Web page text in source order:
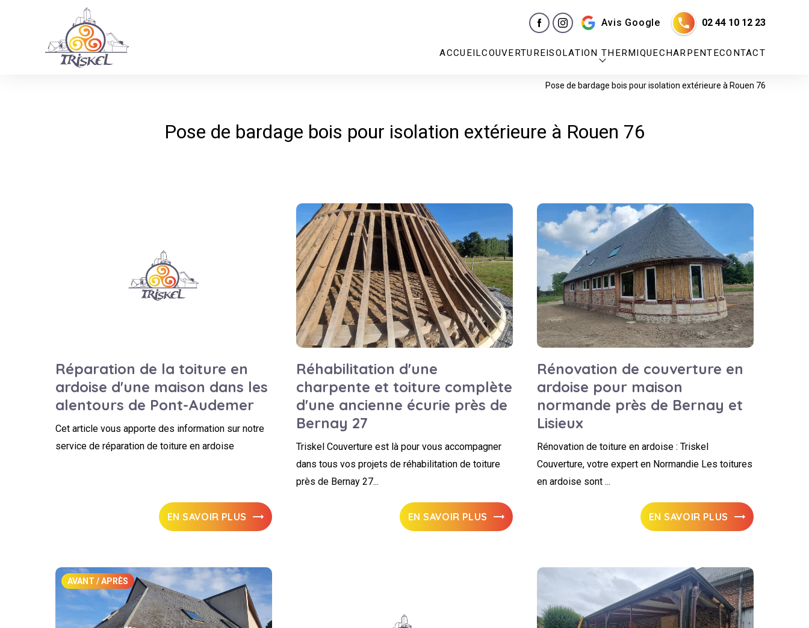
Avis Google 02 44 10 12 23
ACCUEILCOUVERTUREISOLATION THERMIQUECHARPENTECONTACT
Pose de bardage bois pour isolation extérieure à Rouen 76
Pose de bardage bois pour isolation extérieure à Rouen 76
Réparation de la toiture en
ardoise d'une maison dans les
alentours de Pont-Audemer
Cet article vous apporte des information sur notre
service de réparation de toiture en ardoise
EN SAVOIR PLUS
Réhabilitation d'une
charpente et toiture complète
d'une ancienne écurie près de
Bernay 27
Triskel Couverture est là pour vous accompagner
dans tous vos projets de réhabilitation de toiture
près de Bernay 27...
EN SAVOIR PLUS
Rénovation de couverture en
ardoise pour maison
normande près de Bernay et
Lisieux
Rénovation de toiture en ardoise : Triskel
Couverture, votre expert en Normandie Les toitures
en ardoise sont ...
EN SAVOIR PLUS
AVANT / APRÈS